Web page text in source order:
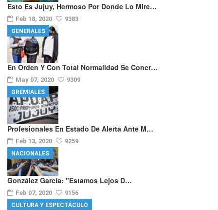
Esto Es Jujuy, Hermoso Por Donde Lo Mire…
Feb 18, 2020 9383
En Orden Y Con Total Normalidad Se Concr…
May 07, 2020 9309
GENERALES
Profesionales En Estado De Alerta Ante M…
Feb 13, 2020 9259
GREMIALES
González García: "Estamos Lejos D…
Feb 07, 2020 9156
NACIONALES
CULTURA Y ESPECTÁCULO